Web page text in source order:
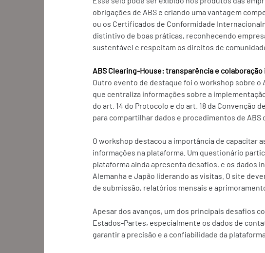
obrigações de ABS e criando uma vantagem
ou os Certificados de Conformidade
distintivo de boas práticas, reconhecendo
sustentável e respeitam os direitos de
ABS Clearing-House: transparência e
Outro evento de destaque foi o workshop sobre o
que centraliza informações sobre a
do art. 14 do Protocolo e do art. 18 da Convenção
para compartilhar dados e procedimentos de ABS
O workshop destacou a importância de capacitar
informações na plataforma. Um questionário
plataforma ainda apresenta desafios, e os dados
Alemanha e Japão liderando as visitas. O site
de submissão, relatórios mensais e
Apesar dos avanços, um dos principais desafios
Estados-Partes, especialmente os dados de
garantir a precisão e a confiabilidade da plataforma.